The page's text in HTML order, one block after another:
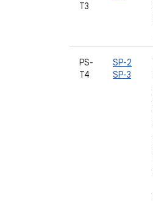
T3
PS-
T4
SP-2
SP-3